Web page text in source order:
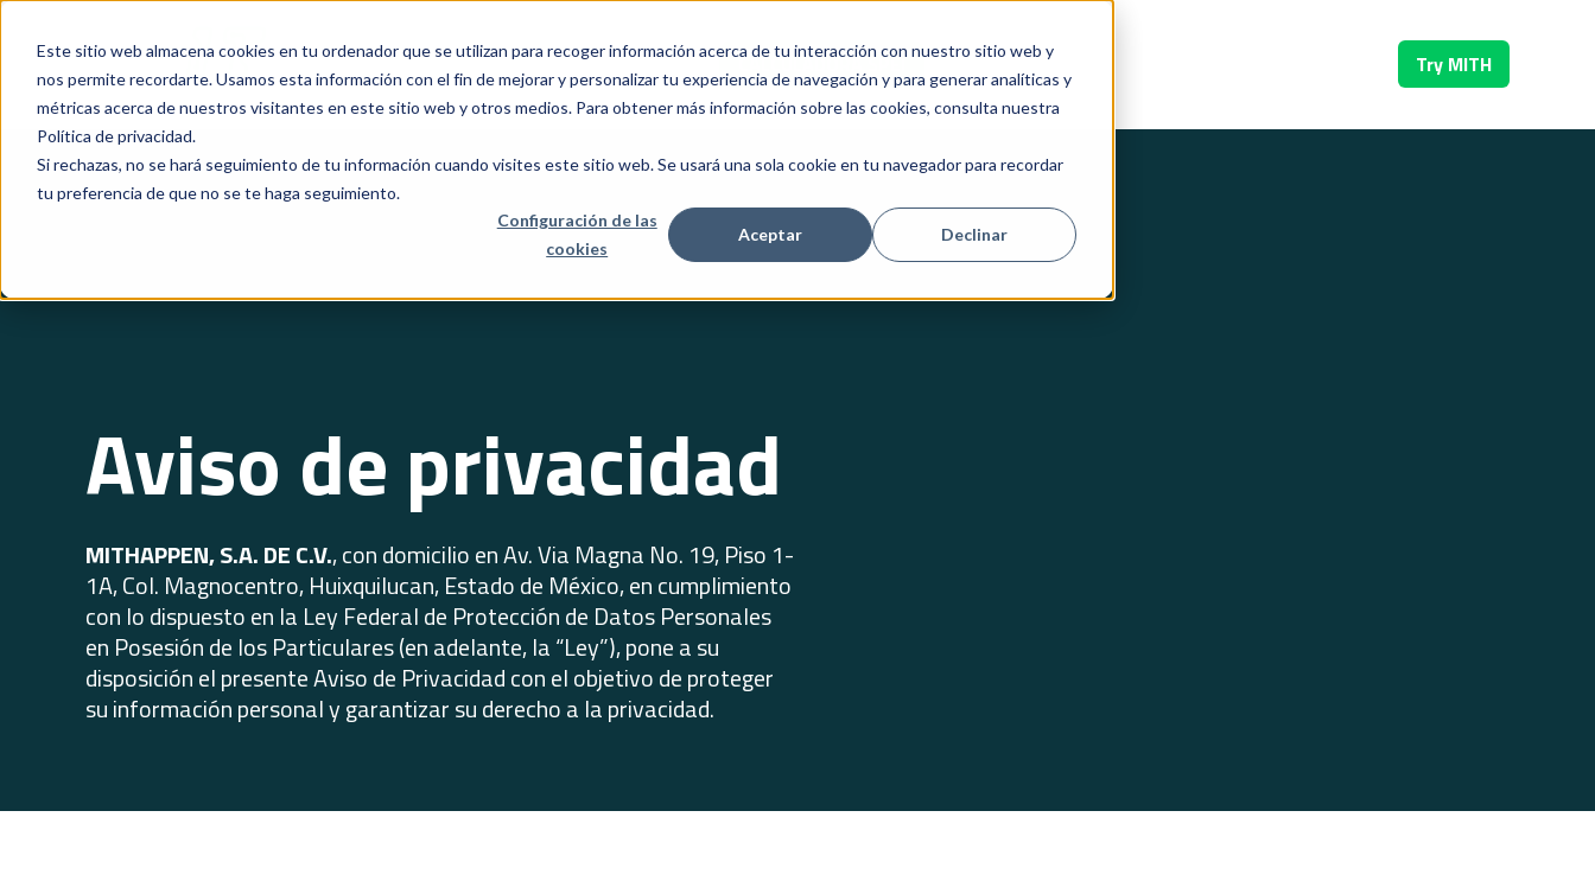
Este sitio web almacena cookies en tu ordenador que se utilizan para recoger información acerca de tu interacción con nuestro sitio web y
nos permite recordarte. Usamos esta información con el fin de mejorar y personalizar tu experiencia de navegación y para generar analíticas y
métricas acerca de nuestros visitantes en este sitio web y otros medios. Para obtener más información sobre las cookies, consulta nuestra
Política de privacidad.
Si rechazas, no se hará seguimiento de tu información cuando visites este sitio web. Se usará una sola cookie en tu navegador para recordar
tu preferencia de que no se te haga seguimiento.
Configuración de las
cookies
Aceptar Declinar
INICIO SERVICIOS Show submenu for Servicios
CALCULADORA SPEI NOSOTROS Try MITH
Aviso de privacidad
MITHAPPEN, S.A. DE C.V., con domicilio en Av. Via Magna No. 19, Piso 1-
1A, Col. Magnocentro, Huixquilucan, Estado de México, en cumplimiento
con lo dispuesto en la Ley Federal de Protección de Datos Personales
en Posesión de los Particulares (en adelante, la “Ley”), pone a su
disposición el presente Aviso de Privacidad con el objetivo de proteger
su información personal y garantizar su derecho a la privacidad.